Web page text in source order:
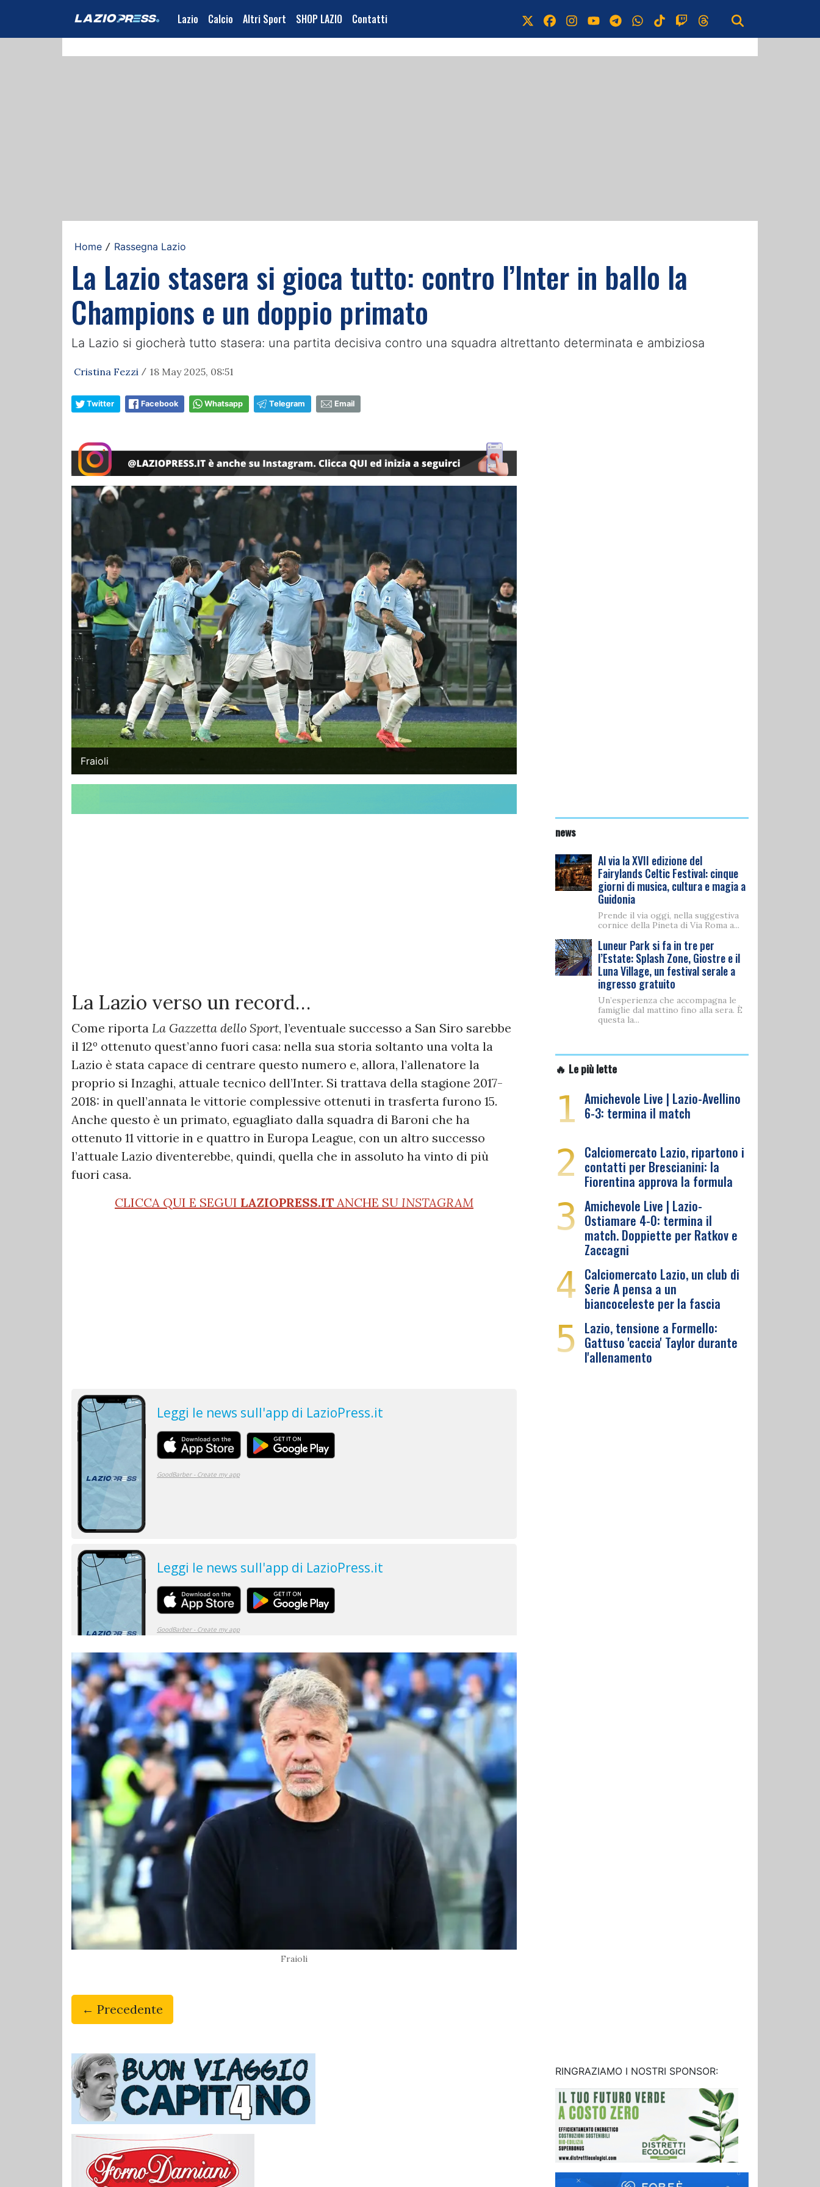
Lazio Calcio Altri Sport SHOP LAZIO Contatti
Home / Rassegna Lazio
La Lazio stasera si gioca tutto: contro l’Inter in ballo la
Champions e un doppio primato
La Lazio si giocherà tutto stasera: una partita decisiva contro una squadra altrettanto determinata e ambiziosa
Cristina Fezzi / 18 May 2025, 08:51
Twitter Facebook Whatsapp Telegram Email
Fraioli
La Lazio verso un record…
Come riporta La Gazzetta dello Sport, l’eventuale successo a San Siro sarebbe
il 12º ottenuto quest’anno fuori casa: nella sua storia soltanto una volta la
Lazio è stata capace di centrare questo numero e, allora, l’allenatore la
proprio si Inzaghi, attuale tecnico dell’Inter. Si trattava della stagione 2017-
2018: in quell’annata le vittorie complessive ottenuti in trasferta furono 15.
Anche questo è un primato, eguagliato dalla squadra di Baroni che ha
ottenuto 11 vittorie in e quattro in Europa League, con un altro successo
l’attuale Lazio diventerebbe, quindi, quella che in assoluto ha vinto di più
fuori casa.
CLICCA QUI E SEGUI LAZIOPRESS.IT ANCHE SU INSTAGRAM
Fraioli
← Precedente
news
Al via la XVII edizione del
Fairylands Celtic Festival: cinque
giorni di musica, cultura e magia a
Guidonia
Prende il via oggi, nella suggestiva
cornice della Pineta di Via Roma a...
Luneur Park si fa in tre per
l’Estate: Splash Zone, Giostre e il
Luna Village, un festival serale a
ingresso gratuito
Un’esperienza che accompagna le
famiglie dal mattino fino alla sera. È
questa la...
🔥 Le più lette
1 Amichevole Live | Lazio-Avellino
6-3: termina il match
2 Calciomercato Lazio, ripartono i
contatti per Brescianini: la
Fiorentina approva la formula
3 Amichevole Live | Lazio-
Ostiamare 4-0: termina il
match. Doppiette per Ratkov e
Zaccagni
4 Calciomercato Lazio, un club di
Serie A pensa a un
biancoceleste per la fascia
5 Lazio, tensione a Formello:
Gattuso 'caccia' Taylor durante
l'allenamento
RINGRAZIAMO I NOSTRI SPONSOR: